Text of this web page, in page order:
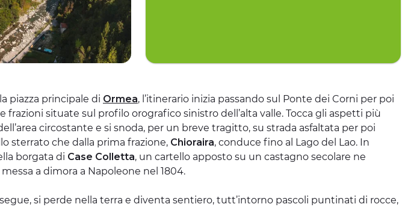
piazza principale di Ormea, l’itinerario inizia passando sul Ponte dei Corni per poi
frazioni situate sul profilo orografico sinistro dell’alta valle. Tocca gli aspetti più
circostante e si snoda, per un breve tragitto, su strada asfaltata per poi
sterrato che dalla prima frazione, Chioraira, conduce fino al Lago del Lao. In
borgata di Case Colletta, un cartello apposto su un castagno secolare ne
a dimora a Napoleone nel 1804.
si perde nella terra e diventa sentiero, tutt’intorno pascoli puntinati di rocce,